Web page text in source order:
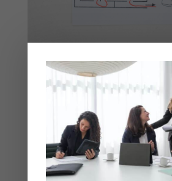
L’empathie, le comportement
la vente
L'empathie, un atout
L'empathie, c'est la capacité
les émotions et les